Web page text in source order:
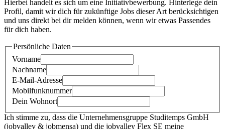
Hierbei handelt es sich um eine Initiativbewerbung. Hinterlege dein
Profil, damit wir dich für zukünftige Jobs dieser Art berücksichtigen
und uns direkt bei dir melden können, wenn wir etwas Passendes
für dich haben.
Persönliche Daten
Vorname
Nachname
E-Mail-Adresse
Mobilfunknummer
Dein Wohnort
Ich stimme zu, dass die Unternehmensgruppe Studitemps GmbH
(jobvalley & jobmensa) und die jobvalley Flex SE meine